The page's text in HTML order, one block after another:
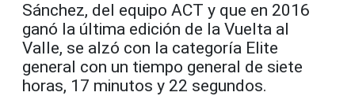
Sánchez, del equipo ACT y que en 2016
ganó la última edición de la Vuelta al
Valle, se alzó con la categoría Elite
general con un tiempo general de siete
horas, 17 minutos y 22 segundos.